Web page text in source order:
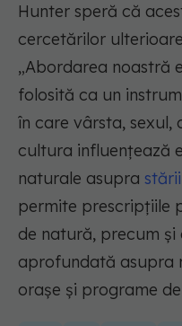
Hunter speră că
cercetărilor
„Abordarea noastră
folosită ca un
în care vârsta,
cultura influențează
naturale asupra stării
permite prescripțiile
de natură, precum
aprofundată asupra
orașe și programe